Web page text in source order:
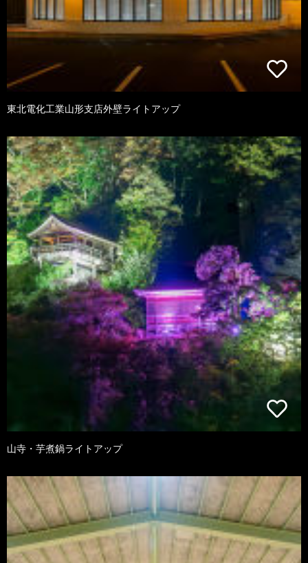
東北電化工業山形支店外壁ライトアップ
山寺・芋煮鍋ライトアップ